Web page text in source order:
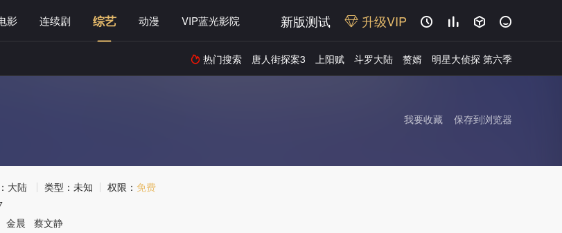
影 连续剧 综艺 动漫 VIP蓝光影院 新版测试 升级VIP    
 热门搜索 唐人街探案3 上阳赋 斗罗大陆 赘婿 明星大侦探 第六季
保存到浏览器
我要收藏
大陆 类型： 未知 权限： 免费
金晨
蔡文静